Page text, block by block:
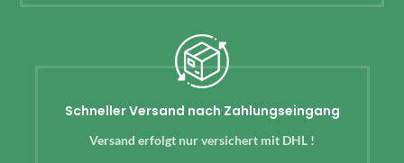
Schneller Versand nach Zahlungseingang
Versand erfolgt nur versichert mit DHL !